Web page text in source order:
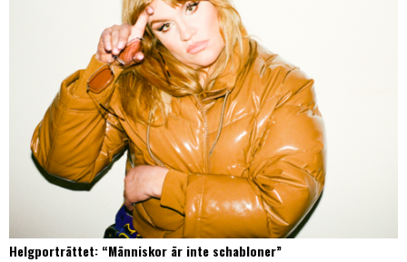
Helgporträttet: “Människor är inte schabloner”